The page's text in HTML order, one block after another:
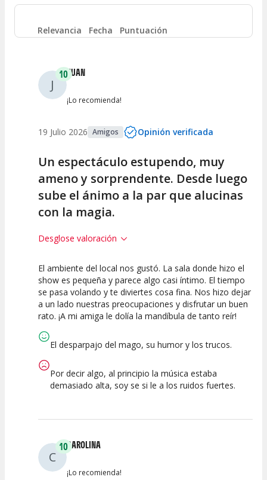
Entre 4 y 6 16
Entre 0 y 2
Relevancia Fecha Puntuación
J
10JUAN
¡Lo recomienda!
19 Julio 2026 Amigos Opinión verificada
Un espectáculo estupendo, muy
ameno y sorprendente. Desde luego
sube el ánimo a la par que alucinas
con la magia.
Desglose valoración
10
Calidad del
Espectáculo
10
Puesta en
Escena
10
Interpretación
artística
El ambiente del local nos gustó. La sala donde hizo el
show es pequeña y parece algo casi íntimo. El tiempo
se pasa volando y te diviertes cosa fina. Nos hizo dejar
a un lado nuestras preocupaciones y disfrutar un buen
rato. ¡A mi amiga le dolía la mandíbula de tanto reír!
El desparpajo del mago, su humor y los trucos.
Por decir algo, al principio la música estaba
demasiado alta, soy se si le a los ruidos fuertes.
C
10CAROLINA
¡Lo recomienda!